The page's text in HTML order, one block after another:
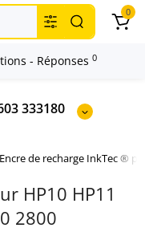
333180
0
Encre de recharge InkTec ®
HP10 HP11
2800
- Réponses 0